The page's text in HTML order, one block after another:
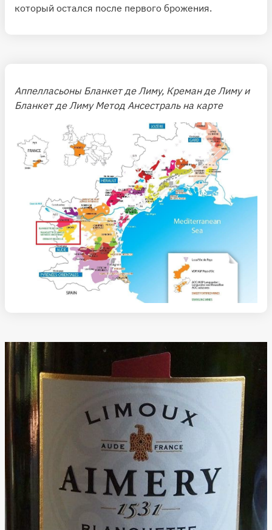
который остался после первого брожения.
Аппелласьоны Бланкет де Лиму, Креман де Лиму и
Бланкет де Лиму Метод Ансестраль на карте